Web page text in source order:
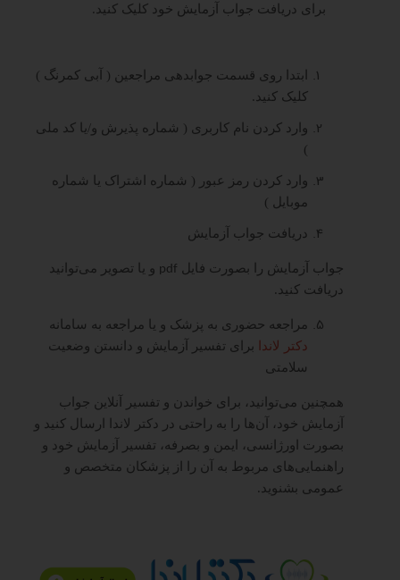
برای دریافت جواب آزمایش خود کلیک کنید.
ابتدا روی قسمت جوابدهی مراجعین ( آبی کمرنگ )
کلیک کنید.
وارد کردن نام کاربری ( شماره پذیرش و/یا کد ملی
)
وارد کردن رمز عبور ( شماره اشتراک یا شماره
موبایل )
دریافت جواب آزمایش
جواب آزمایش را بصورت فایل pdf و یا تصویر می‌توانید
دریافت کنید.
مراجعه حضوری به پزشک و یا مراجعه به سامانه
دکتر لاندا برای تفسیر آزمایش و دانستن وضعیت
سلامتی
همچنین می‌توانید، برای خواندن و تفسیر آنلاین جواب
آزمایش خود، آن‌ها را به راحتی در دکتر لاندا ارسال کنید و
بصورت اورژانسی، ایمن و بصرفه، تفسیر آزمایش خود و
راهنمایی‌های مربوط به آن را از پزشکان متخصص و
عمومی بشنوید.